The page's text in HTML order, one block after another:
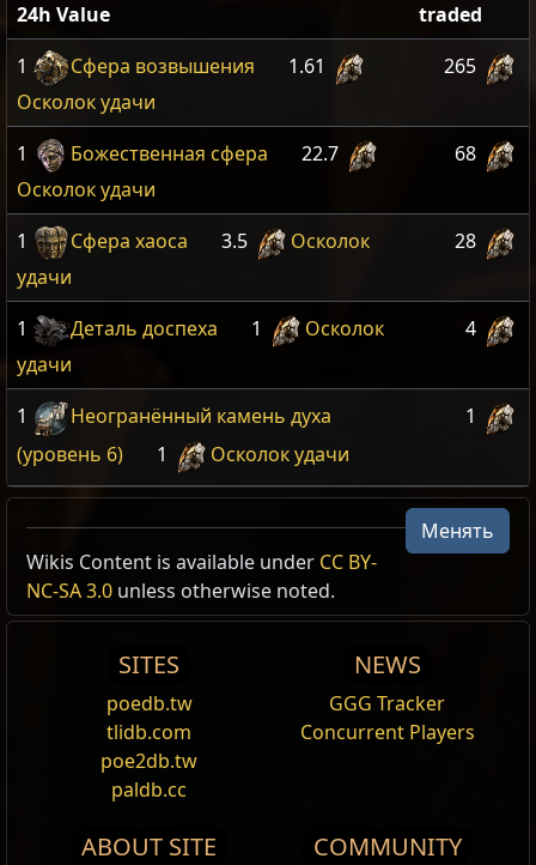
24h Value
traded
1
Сфера возвышения
1.61
Осколок удачи
265
1 Божественная сфера
22.7
Осколок удачи
68
1 Сфера хаоса 3.5
Осколок
удачи
28
1 Деталь доспеха 1
Осколок
удачи
4
1
Неогранённый камень духа
(уровень 6)
1 Осколок удачи
1
Менять
Wikis Content is available under CC BY-
NC-SA 3.0 unless otherwise noted.
SITES
poedb.tw
tlidb.com
poe2db.tw
paldb.cc
NEWS
GGG Tracker
Concurrent Players
ABOUT SITE COMMUNITY